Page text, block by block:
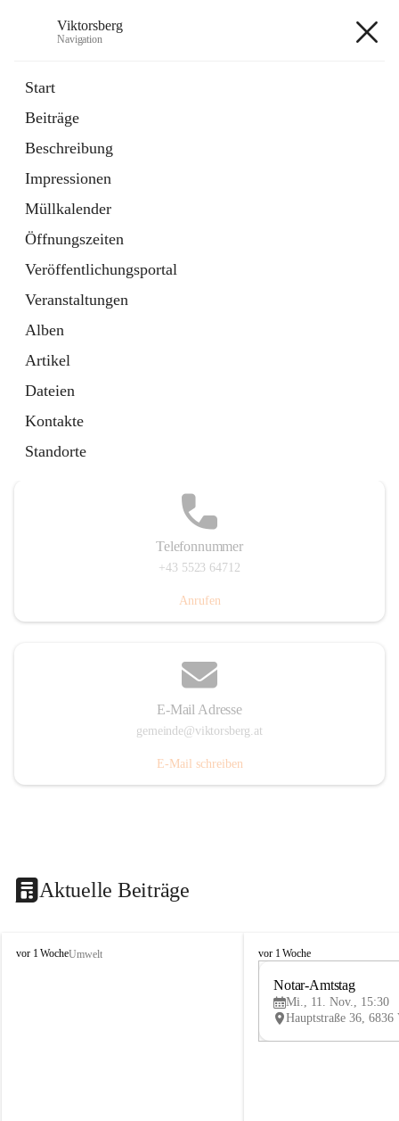
Viktorsberg
Navigation
Start
Beiträge
Beschreibung
Impressionen
Müllkalender
Öffnungszeiten
Veröffentlichungsportal
Veranstaltungen
Alben
Artikel
Dateien
Kontakte
Standorte
1 Schnellzugriff
Bürgerservice
10 Schnellzugriffe
Telefonnummer
+43 5523 64712
Anrufen
E-Mail Adresse
gemeinde@viktorsberg.at
E-Mail schreiben
Aktuelle Beiträge
V
vor 1 WocheUmwelt
V
vor 1 Woche
Notar-Amtstag
Mi., 11. Nov., 15:30